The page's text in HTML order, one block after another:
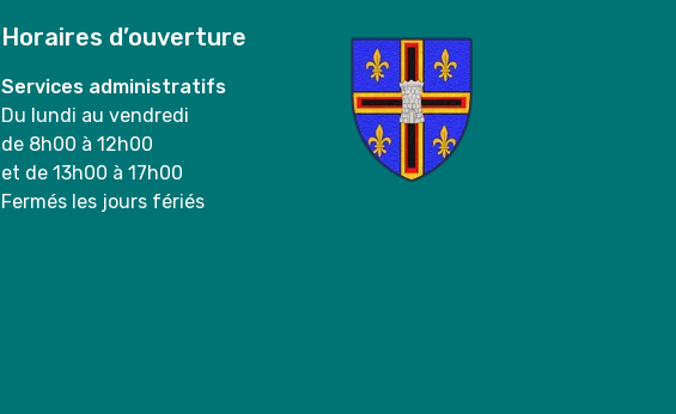
Horaires d’ouverture
Services administratifs
Du lundi au vendredi
de 8h00 à 12h00
et de 13h00 à 17h00
Fermés les jours fériés